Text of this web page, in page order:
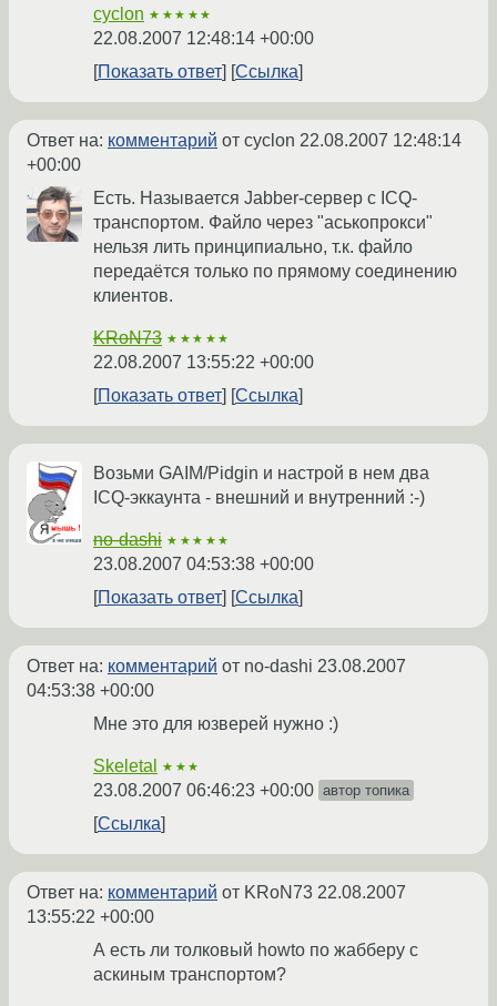
cyclon ★★★★★
22.08.2007 12:48:14 +00:00
Показать ответ
Ссылка
Ответ на: комментарий от cyclon 22.08.2007 12:48:14
+00:00
Есть. Называется Jabber-сервер с ICQ-
транспортом. Файло через "аськопрокси"
нельзя лить принципиально, т.к. файло
передаётся только по прямому соединению
клиентов.
KRoN73 ★★★★★
22.08.2007 13:55:22 +00:00
Показать ответ
Ссылка
Возьми GAIM/Pidgin и настрой в нем два
ICQ-эккаунта - внешний и внутренний :-)
no-dashi ★★★★★
23.08.2007 04:53:38 +00:00
Показать ответ
Ссылка
Ответ на: комментарий от no-dashi 23.08.2007
04:53:38 +00:00
Мне это для юзверей нужно :)
Skeletal ★★★
23.08.2007 06:46:23 +00:00 автор топика
Ссылка
Ответ на: комментарий от KRoN73 22.08.2007
13:55:22 +00:00
А есть ли толковый howto по жабберу с
аскиным транспортом?